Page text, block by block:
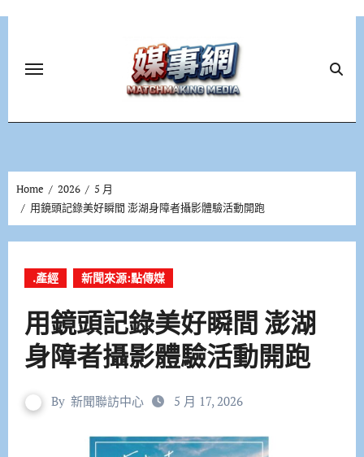
Home 2026
5 月
用鏡頭記錄美好瞬間 澎湖身障者攝影體驗活動開跑
.產經 新聞來源:點傳媒
用鏡頭記錄美好瞬間 澎湖
身障者攝影體驗活動開跑
By 新聞聯訪中心 5 月 17, 2026